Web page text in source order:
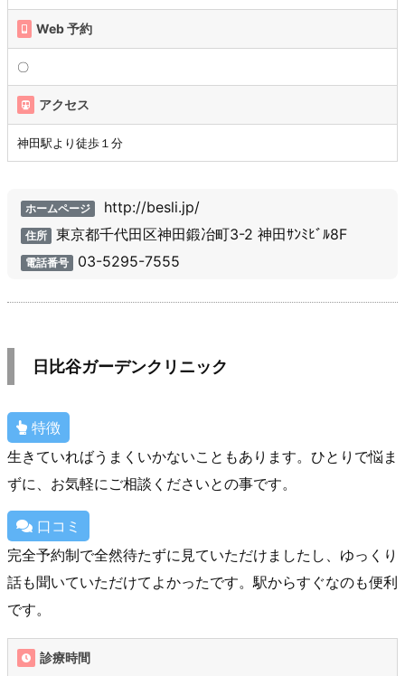
Web 予約
〇
アクセス
神田駅より徒歩１分
ホームページ http://besli.jp/
住所 東京都千代田区神田鍛冶町3-2 神田ｻﾝﾐﾋﾞﾙ8F
電話番号 03-5295-7555
日比谷ガーデンクリニック
特徴
生きていればうまくいかないこともあります。ひとりで悩ま
ずに、お気軽にご相談くださいとの事です。
口コミ
完全予約制で全然待たずに見ていただけましたし、ゆっくり
話も聞いていただけてよかったです。駅からすぐなのも便利
です。
診療時間